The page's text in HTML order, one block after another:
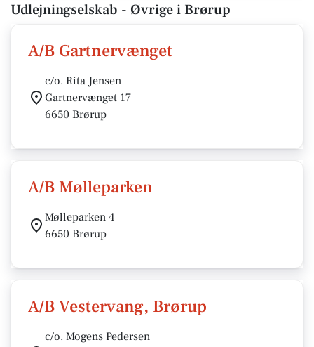
Udlejningselskab - Øvrige i Brørup
A/B Gartnervænget
c/o. Rita Jensen
Gartnervænget 17
6650 Brørup
A/B Mølleparken
Mølleparken 4
6650 Brørup
A/B Vestervang, Brørup
c/o. Mogens Pedersen